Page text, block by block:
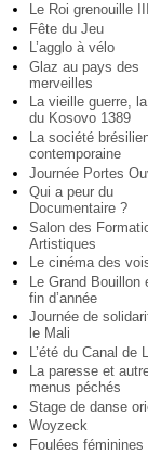
Le Roi grenouille III
Fête du Jeu
L’agglo à vélo
Glaz au pays des
merveilles
La vieille guerre,
du Kosovo 1389
La société
contemporaine
Journée Portes
Qui a peur du
Documentaire ?
Salon des
Artistiques
Le cinéma des
Le Grand Bouillon
fin d’année
Journée de
le Mali
L’été du Canal de
La paresse et
menus péchés
Stage de danse
Woyzeck
Foulées féminines